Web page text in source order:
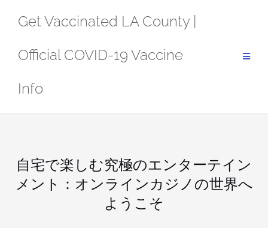
Get Vaccinated LA County |
Official COVID-19 Vaccine
Info
自宅で楽しむ究極のエンターテイン
メント：オンラインカジノの世界へ
ようこそ